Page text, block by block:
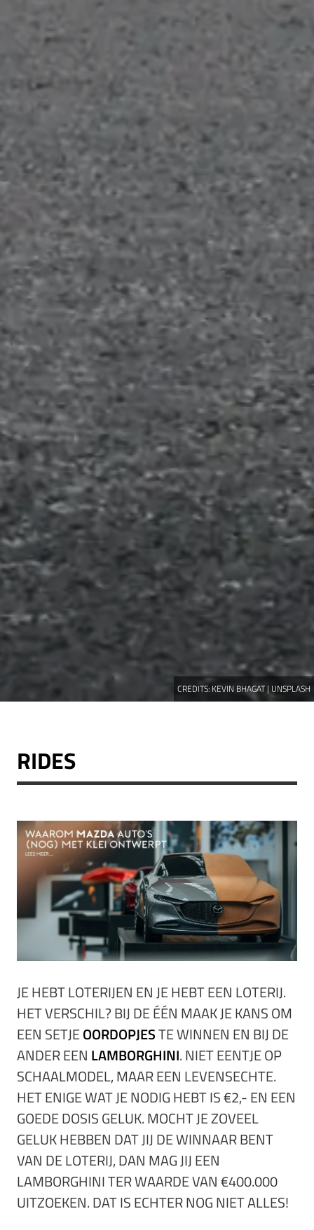
CREDITS: KEVIN BHAGAT | UNSPLASH
RIDES
JE HEBT LOTERIJEN EN JE HEBT EEN LOTERIJ.
HET VERSCHIL? BIJ DE ÉÉN MAAK JE KANS OM
EEN SETJEOORDOPJESTE WINNEN EN BIJ DE
ANDER EEN LAMBORGHINI. NIET EENTJE OP
SCHAALMODEL, MAAR EEN LEVENSECHTE.
HET ENIGE WAT JE NODIG HEBT IS €2,- EN EEN
GOEDE DOSIS GELUK. MOCHT JE ZOVEEL
GELUK HEBBEN DAT JIJ DE WINNAAR BENT
VAN DE LOTERIJ, DAN MAG JIJ EEN
LAMBORGHINI TER WAARDE VAN €400.000
UITZOEKEN. DAT IS ECHTER NOG NIET ALLES!